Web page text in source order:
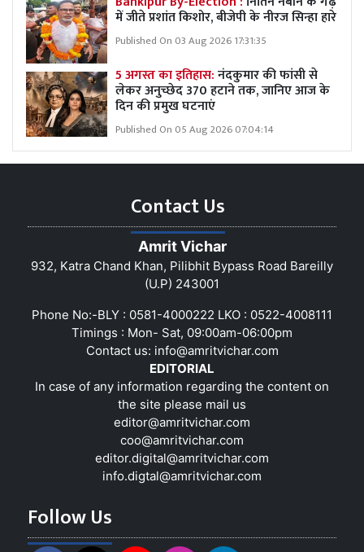
में जीते प्रशांत किशोर, बीजेपी के नीरज सिन्हा हारे
Published On 03 Aug 2026 17:31:35
5 अगस्त का इतिहास:नंदकुमार की फांसी से
लेकर अनुच्छेद 370 हटाने तक, जानिए आज के
दिन की प्रमुख घटनाएं
Published On 05 Aug 2026 07:04:14
Contact Us
Amrit Vichar
932, Katra Chand Khan, Pilibhit Bypass Road Bareilly
(U.P) 243001
Phone No:-BLY : 0581-4000222 LKO : 0522-4008111
Timings : Mon- Sat, 09:00am-06:00pm
Contact us: info@amritvichar.com
EDITORIAL
In case of any information regarding the content on
the site please mail us
editor@amritvichar.com
coo@amritvichar.com
editor.digital@amritvichar.com
info.digtal@amritvichar.com
Follow Us